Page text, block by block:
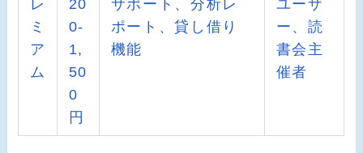
レ
ミ
ア
ム
20
0-
1,
50
0
円
サポート、分析レ
ポート、貸し借り
機能
ユーザ
ー、読
書会主
催者